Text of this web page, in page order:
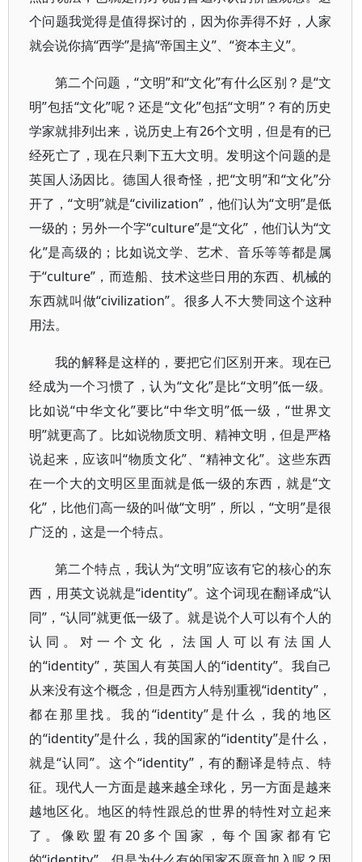
个问题我觉得是值得探讨的，因为你弄得不好，人家
就会说你搞“西学”是搞“帝国主义”、“资本主义”。
第二个问题，“文明”和“文化”有什么区别？是“文
明”包括“文化”呢？还是“文化”包括“文明”？有的历史
学家就排列出来，说历史上有26个文明，但是有的已
经死亡了，现在只剩下五大文明。发明这个问题的是
英国人汤因比。德国人很奇怪，把“文明”和“文化”分
开了，“文明”就是“civilization”，他们认为“文明”是低
一级的；另外一个字“culture”是“文化”，他们认为“文
化”是高级的；比如说文学、艺术、音乐等等都是属
于“culture”，而造船、技术这些日用的东西、机械的
东西就叫做“civilization”。很多人不大赞同这个这种
用法。
我的解释是这样的，要把它们区别开来。现在已
经成为一个习惯了，认为“文化”是比“文明”低一级。
比如说“中华文化”要比“中华文明”低一级，“世界文
明”就更高了。比如说物质文明、精神文明，但是严格
说起来，应该叫“物质文化”、“精神文化”。这些东西
在一个大的文明区里面就是低一级的东西，就是“文
化”，比他们高一级的叫做“文明”，所以，“文明”是很
广泛的，这是一个特点。
第二个特点，我认为“文明”应该有它的核心的东
西，用英文说就是“identity”。这个词现在翻译成“认
同”，“认同”就更低一级了。就是说个人可以有个人的
认同。对一个文化，法国人可以有法国人
的“identity”，英国人有英国人的“identity”。我自己
从来没有这个概念，但是西方人特别重视“identity”，
都在那里找。我的“identity”是什么，我的地区
的“identity”是什么，我的国家的“identity”是什么，
就是“认同”。这个“identity”，有的翻译是特点、特
征。现代人一方面是越来越全球化，另一方面是越来
越地区化。地区的特性跟总的世界的特性对立起来
了。像欧盟有20多个国家，每个国家都有它